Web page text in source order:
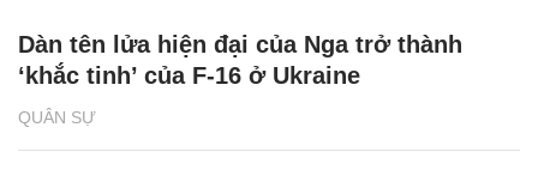
QUÂN SỰ
Dàn tên lửa hiện đại của Nga trở thành
‘khắc tinh’ của F-16 ở Ukraine